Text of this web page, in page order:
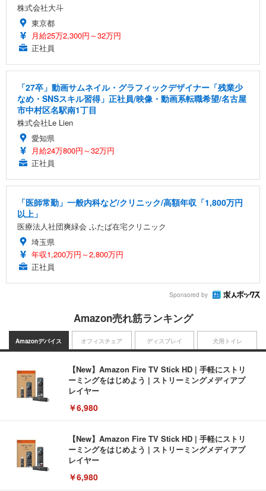
株式会社大斗
東京都
月給25万2,300円～32万円
正社員
「27卒」動画サムネイル・グラフィックデザイナー「残業少
なめ・SNSスキル習得」正社員/映像・動画系転職希望/名古屋
市中村区名駅南1丁目
株式会社Le Lien
愛知県
月給24万800円～32万円
正社員
「医師常勤」一般内科など/クリニック/高額年収「1,800万円
以上」
医療法人社団爽緑会 ふたば在宅クリニック
埼玉県
年収1,200万円～2,800万円
正社員
Sponsored by
Amazon売れ筋ランキング
Amazonデバイス
【New】Amazon Fire TV Stick HD | 手軽にストリ
ーミングをはじめよう | ストリーミングメディアプ
レイヤー
￥6,980
【New】Amazon Fire TV Stick HD | 手軽にストリ
ーミングをはじめよう | ストリーミングメディアプ
レイヤー
￥6,980
オフィスチェア ディスプレイ 犬用トイレ